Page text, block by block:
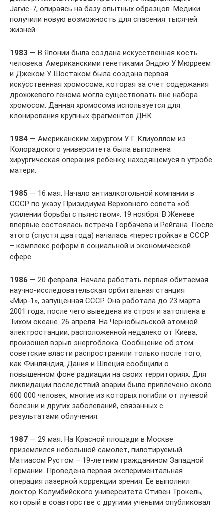
Jarvic-7, опираясь на базу опытных образцов. Медики
получили новую возможность для спасения тысячей
жизней.
1983 — В Японии была создана искусственная кость
человека. Американскими генетиками Эндрю У. Мюрреем
и Джеком У. Шостаком была создана первая
искусственная хромосома, которая за счет содержания
дрожжевого генома могла существовать вне набора
хромосом. Данная хромосома используется для
клонирования крупных фрагментов ДНК.
1984 — Американским хирургом У. Г. Клиуоллом из
Колорадского университета была выполнена
хирургическая операция ребенку, находящемуся в утробе
матери.
1985 — 16 мая. Начало антиалкогольной компании в
СССР по указу Призидиума Верховного совета «об
усилении борьбы с пьянством». 19 ноября. В Женеве
впервые состоялась встреча Горбачева и Рейгана. После
этого (спустя два года) началась «перестройка» в СССР
– комплекс реформ в социальной и экономической
сфере.
1986 — 20 февраля. Начала работать первая обитаемая
научно-исследовательская орбитальная станция
«Мир-1», запущенная СССР. Она работала до 23 марта
2001 года, после чего выведена из строя и затоплена в
Тихом океане. 26 апреля. На Чернобыльской атомной
электростанции, расположенной недалеко от Киева,
произошел взрыв энергоблока. Сообщение об этом
советские власти распространили только после того,
как Финляндия, Дания и Швеция сообщили о
повышенном фоне радиации на своих территориях. Для
ликвидации последствий аварии было привлечено около
600 000 человек, многие из которых погибли от лучевой
болезни и других заболеваний, связанных с
результатами облучения.
1987 — 29 мая. На Красной площади в Москве
приземлился небольшой самолет, пилотируемый
Матиасом Рустом – 19-летним гражданином Западной
Германии. Проведена первая экспериментальная
операция лазерной коррекции зрения. Ее выполнил
доктор Колумбийского университета Стивен Трокель,
который в соавторстве с другими учеными опубликовал